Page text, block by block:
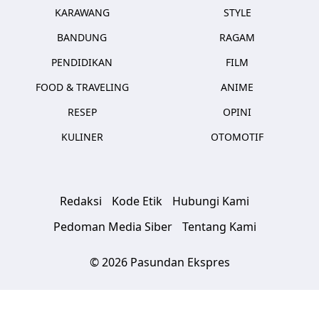
KARAWANG
BANDUNG
PENDIDIKAN
FOOD & TRAVELING
RESEP
KULINER
STYLE
RAGAM
FILM
ANIME
OPINI
OTOMOTIF
Redaksi Kode Etik
Hubungi Kami
Pedoman Media Siber
Tentang Kami
© 2026 Pasundan Ekspres